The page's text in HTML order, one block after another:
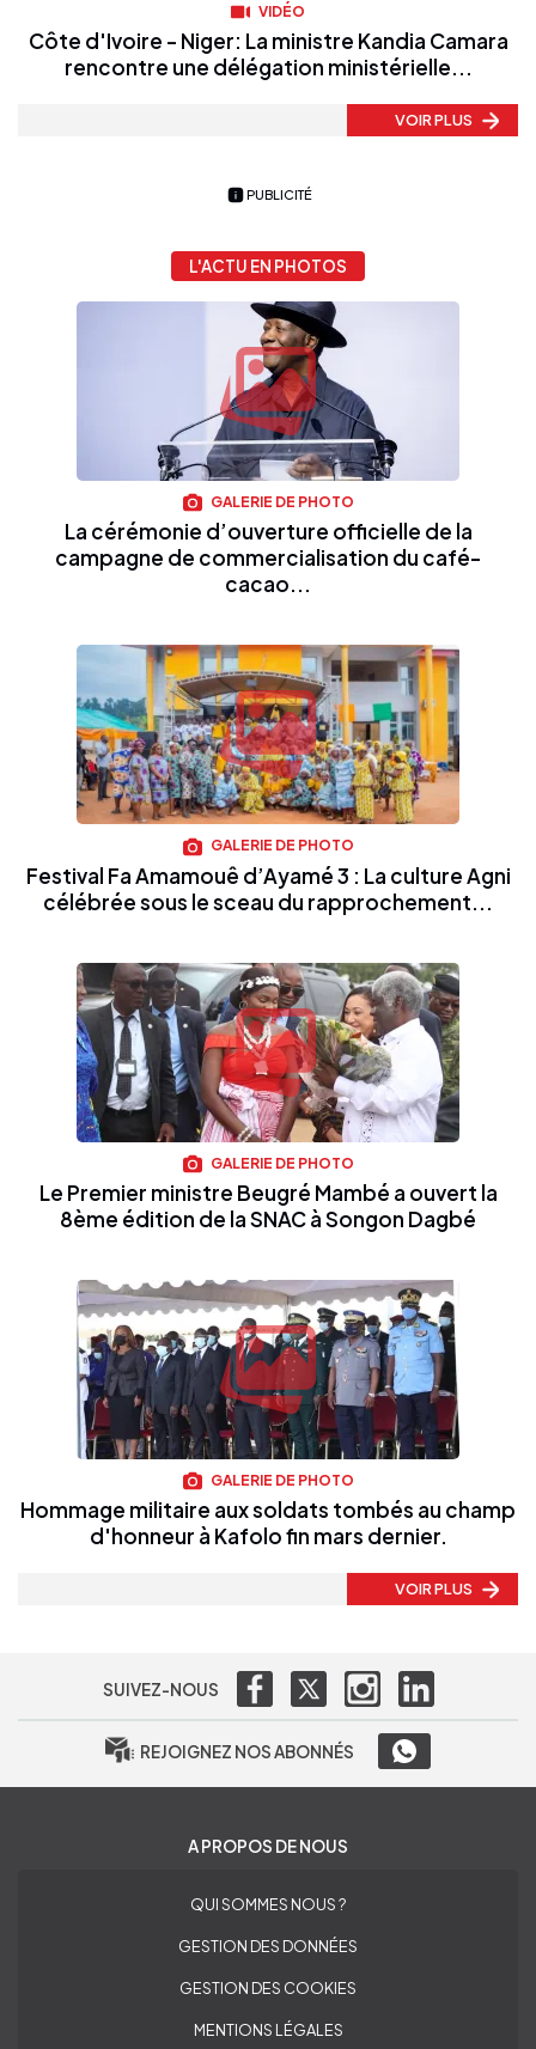
VIDÉO
Côte d'Ivoire - Niger: La ministre Kandia Camara
rencontre une délégation ministérielle...
VOIR PLUS
PUBLICITÉ
L'ACTU EN PHOTOS
GALERIE DE PHOTO
La cérémonie d’ouverture officielle de la
campagne de commercialisation du café-
cacao...
GALERIE DE PHOTO
Festival Fa Amamouê d’Ayamé 3 : La culture Agni
célébrée sous le sceau du rapprochement...
GALERIE DE PHOTO
Le Premier ministre Beugré Mambé a ouvert la
8ème édition de la SNAC à Songon Dagbé
GALERIE DE PHOTO
Hommage militaire aux soldats tombés au champ
d'honneur à Kafolo fin mars dernier.
VOIR PLUS
SUIVEZ-NOUS
REJOIGNEZ NOS ABONNÉS
A PROPOS DE NOUS
QUI SOMMES NOUS ?
GESTION DES DONNÉES
GESTION DES COOKIES
MENTIONS LÉGALES